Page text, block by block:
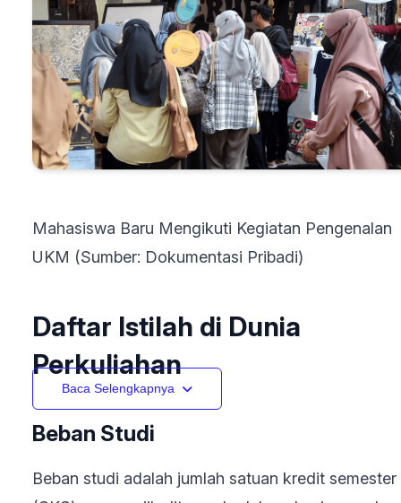
Mahasiswa Baru Mengikuti Kegiatan Pengenalan
UKM (Sumber: Dokumentasi Pribadi)
Daftar Istilah di Dunia
Perkuliahan
Beban Studi
Beban studi adalah jumlah satuan kredit semester
Baca Selengkapnya